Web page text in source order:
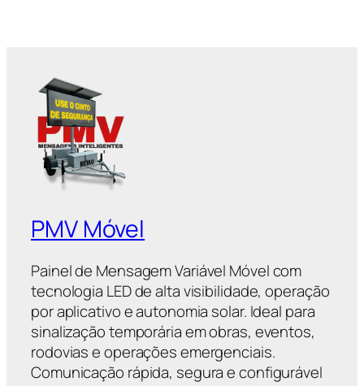
PMV Móvel
Painel de Mensagem Variável Móvel com
tecnologia LED de alta visibilidade, operação
por aplicativo e autonomia solar. Ideal para
sinalização temporária em obras, eventos,
rodovias e operações emergenciais.
Comunicação rápida, segura e configurável